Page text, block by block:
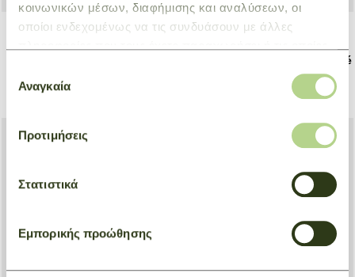
κοινωνικών μέσων, διαφήμισης και αναλύσεων, οι
οποίοι ενδεχομένως να τις συνδυάσουν με άλλες
των υπηρεσιών τους.
συγκατάθεσης
Αναγκαία
Προτιμήσεις
Στατιστικά
Εμπορικής προώθησης
+ 3
Natural
Crossbody bag S Le Foulonné